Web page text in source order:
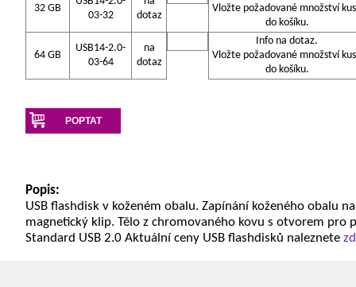
32 GB
03-32
dotaz
Vložte požadované množství
do košíku.
64 GB
USB14-2.0-
03-64
na
dotaz
Info na dotaz.
Vložte požadované množství
do košíku.
POPTAT
Popis:
USB flashdisk v koženém obalu. Zapínání koženého obalu na
magnetický klip. Tělo z chromovaného kovu s otvorem pro
Standard USB 2.0 Aktuální ceny USB flashdisků naleznete